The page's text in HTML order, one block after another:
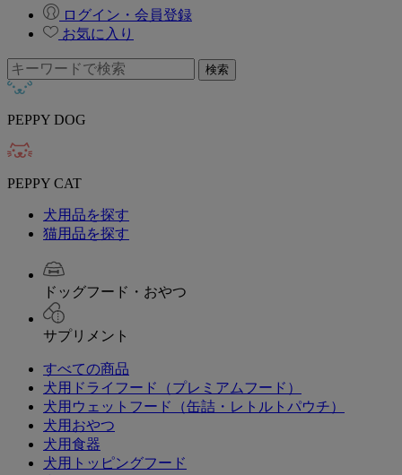
ログイン・会員登録
お気に入り
PEPPY DOG
PEPPY CAT
犬用品を探す
猫用品を探す
ドッグフード・おやつ
サプリメント
すべての商品
犬用ドライフード（プレミアムフード）
犬用ウェットフード（缶詰・レトルトパウチ）
犬用おやつ
犬用食器
犬用トッピングフード